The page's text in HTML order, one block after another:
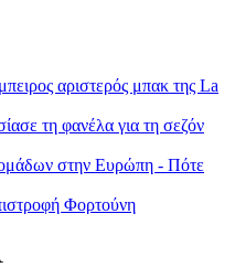
αριστερός μπακ της La
τη φανέλα για τη σεζόν
στην Ευρώπη - Πότε
Φορτούνη